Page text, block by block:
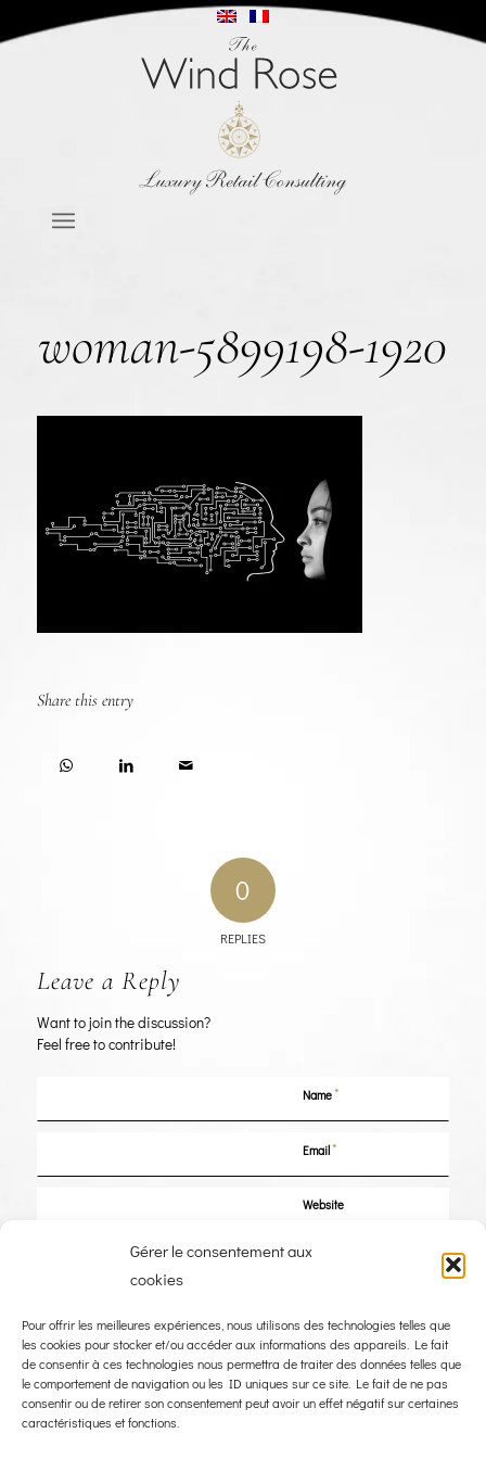
Gérer le consentement aux
cookies
Pour offrir les meilleures expériences, nous utilisons des technologies telles que
les cookies pour stocker et/ou accéder aux informations des appareils. Le fait
de consentir à ces technologies nous permettra de traiter des données telles que
le comportement de navigation ou les ID uniques sur ce site. Le fait de ne pas
consentir ou de retirer son consentement peut avoir un effet négatif sur certaines
caractéristiques et fonctions.
woman-5899198-1920
Share this entry
0
REPLIES
Leave a Reply
Want to join the discussion?
Feel free to contribute!
Name*
Email*
Website
Save my name, email, and website in this browser for the next time I